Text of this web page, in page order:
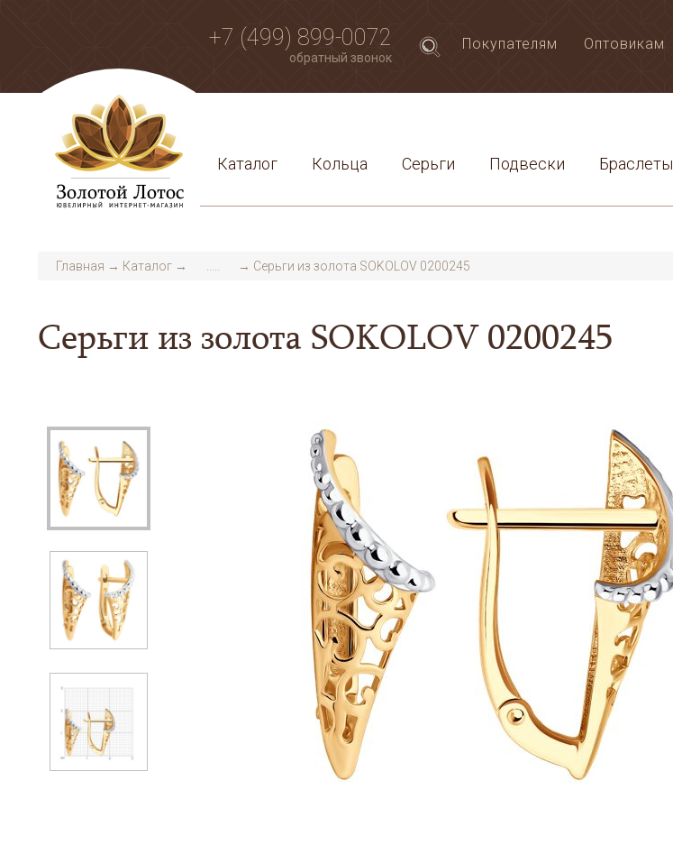
+7 (499) 899-0072
обратный звонок
Покупателям Оптовикам
Каталог Кольца Серьги Подвески Браслеты
Главная → Каталог → → Серьги из золота SOKOLOV 0200245
Серьги из золота SOKOLOV 0200245